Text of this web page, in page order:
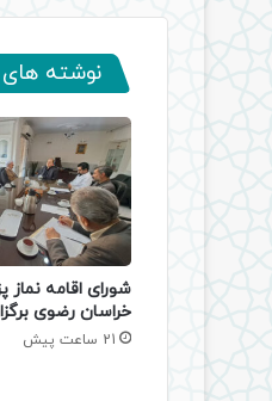
نوشته
شورای اقامه نماز
خراسان رضوی
21 ساعت پیش